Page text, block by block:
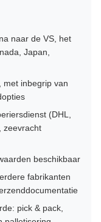
naar de VS, het
Japan,
met inbegrip van
(DHL,
zeevracht
beschikbaar
fabrikanten
pick & pack,